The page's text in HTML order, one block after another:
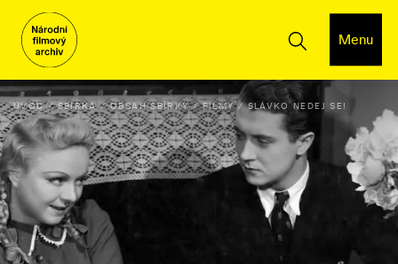
Menu
ÚVOD SBÍRKA OBSAH SBÍRKY FILMY SLÁVKO NEDEJ SE!